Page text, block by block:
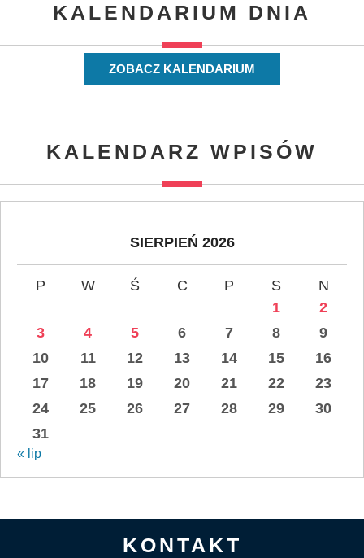
KALENDARIUM DNIA
ZOBACZ KALENDARIUM
KALENDARZ WPISÓW
SIERPIEŃ 2026
P W Ś C P S
N
1
2
3
4 5 6 7 8
9
10
11 12 13 14 15
16
17
18 19 20 21 22
23
24
25 26 27 28 29
30
31
« lip
KONTAKT